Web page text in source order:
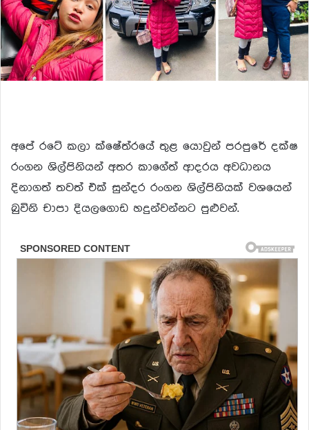
අපේ රටේ කලා ක්ෂේත්රයේ තුළ යොවුන් පරපුරේ දක්ෂ
රංගන ශිල්පිනියන් අතර කාගේත් ආදරය අවධානය
දිනාගත් තවත් එක් සුන්දර රංගන ශිල්පිනියක් වශයෙන්
බුවිනි චාපා දියලගොඩ හදුන්වන්නට පුළුවන්.